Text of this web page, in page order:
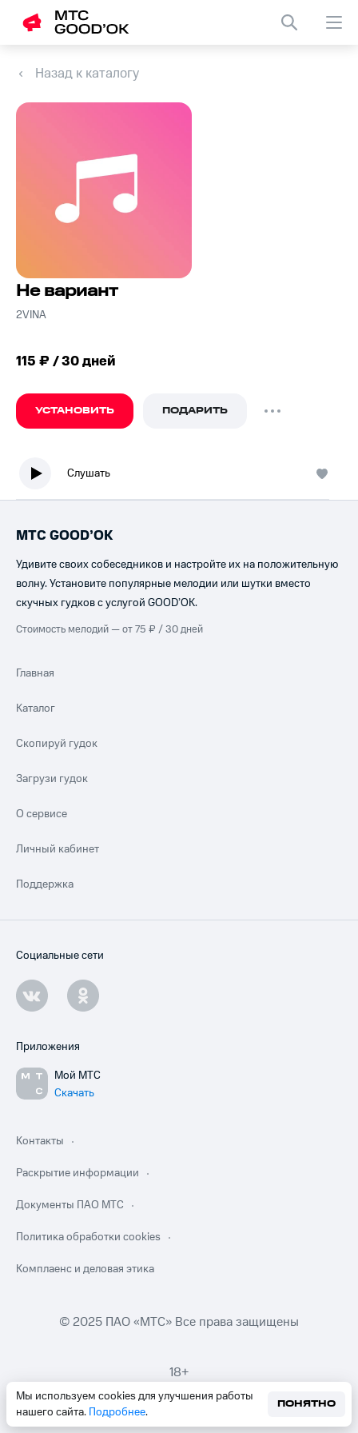
Назад к каталогу
Не вариант
2VINA
115 ₽ / 30 дней
УСТАНОВИТЬ ПОДАРИТЬ
Слушать
Мы используем cookies для улучшения работы
нашего сайта. Подробнее.
ПОНЯТНО
МТС GOOD’OK
Удивите своих собеседников и настройте их на положительную
волну. Установите популярные мелодии или шутки вместо
скучных гудков с услугой GOOD’OK.
Стоимость мелодий — от 75 ₽ / 30 дней
Главная
Каталог
Скопируй гудок
Загрузи гудок
О сервисе
Личный кабинет
Поддержка
Социальные сети
Приложения
Мой МТС
Скачать
Контакты
Раскрытие информации
Документы ПАО МТС
Политика обработки cookies
Комплаенс и деловая этика
© 2025 ПАО «МТС» Все права защищены
18+